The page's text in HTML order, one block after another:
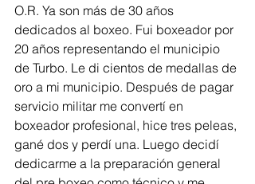
O.R. Ya son más de 30 años
dedicados al boxeo. Fui boxeador por
20 años representando el municipio
de Turbo. Le di cientos de medallas de
oro a mi municipio. Después de pagar
servicio militar me convertí en
boxeador profesional, hice tres peleas,
gané dos y perdí una. Luego decidí
dedicarme a la preparación general